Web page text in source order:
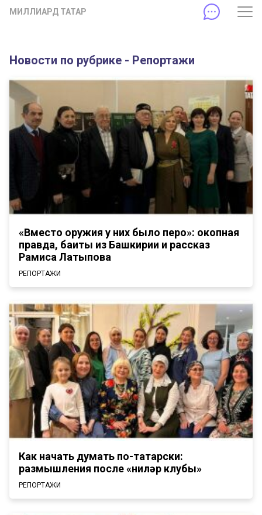
МИЛЛИАРД ТАТАР
Новости по рубрике - Репортажи
«Вместо оружия у них было перо»: окопная
правда, баиты из Башкирии и рассказ
Рамиса Латыпова
РЕПОРТАЖИ
Как начать думать по-татарски:
размышления после «Әниләр клубы»
РЕПОРТАЖИ